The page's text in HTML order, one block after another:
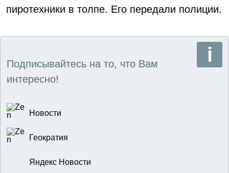
пиротехники в толпе. Его передали полиции.
Подписывайтесь на то, что Вам
интересно!
Новости
Геократия
Яндекс Новости